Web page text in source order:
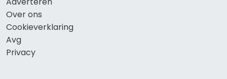
Over ons
Cookieverklaring
Avg
Privacy